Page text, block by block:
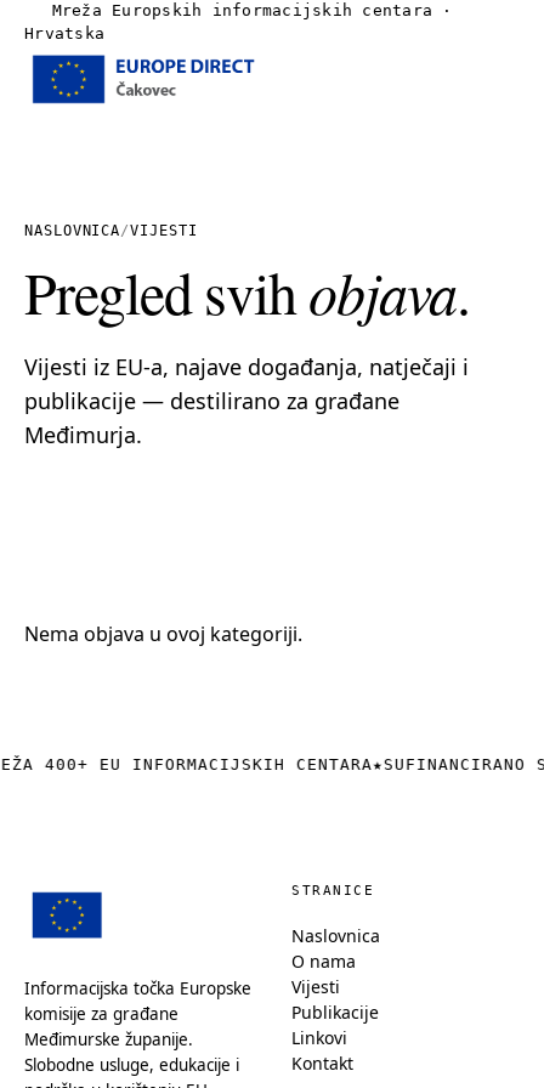
Mreža Europskih informacijskih centara ·
Hrvatska
Vijesti
Linkovi
NASLOVNICA/VIJESTI
Pregled svihobjava.
Vijesti iz EU-a, najave događanja, natječaji i
publikacije — destilirano za građane
Međimurja.
Nema objava u ovoj kategoriji.
400+ EU INFORMACIJSKIH CENTARA★SUFINANCIRANO
Informacijska točka Europske
komisije za građane
Međimurske županije.
Slobodne usluge, edukacije i
STRANICE
Naslovnica
O nama
Vijesti
Publikacije
Linkovi
Kontakt